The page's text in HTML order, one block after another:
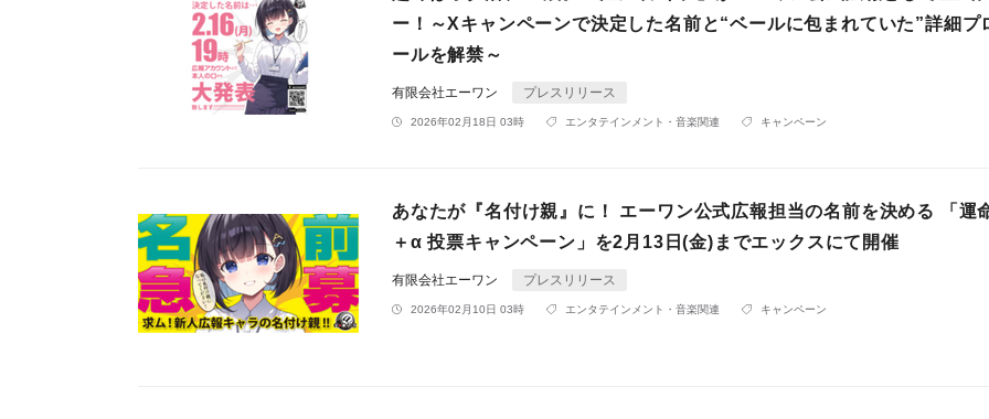
ー！～Xキャンペーンで決定した名前と“ベールに包まれていた”詳細プ
ールを解禁～
有限会社エーワン プレスリリース
2026年02月18日 03時 エンタテインメント・音楽関連 キャンペーン
あなたが『名付け親』に！ エーワン公式広報担当の名前を決める 「運
＋α 投票キャンペーン」を2月13日(金)までエックスにて開催
有限会社エーワン プレスリリース
2026年02月10日 03時 エンタテインメント・音楽関連 キャンペーン